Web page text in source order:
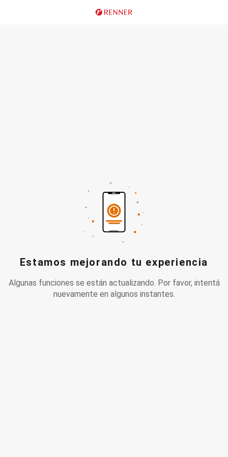
Estamos mejorando tu experiencia
Algunas funciones se están actualizando. Por favor, intentá
nuevamente en algunos instantes.